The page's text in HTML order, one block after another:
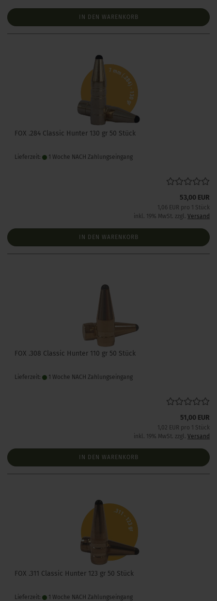
IN DEN WARENKORB
FOX .284 Classic Hunter 130 gr 50 Stück
Lieferzeit: 1 Woche NACH Zahlungseingang
53,00 EUR
1,06 EUR pro 1 Stück
inkl. 19% MwSt. zzgl. Versand
IN DEN WARENKORB
FOX .308 Classic Hunter 110 gr 50 Stück
Lieferzeit: 1 Woche NACH Zahlungseingang
51,00 EUR
1,02 EUR pro 1 Stück
inkl. 19% MwSt. zzgl. Versand
IN DEN WARENKORB
FOX .311 Classic Hunter 123 gr 50 Stück
Lieferzeit: 1 Woche NACH Zahlungseingang